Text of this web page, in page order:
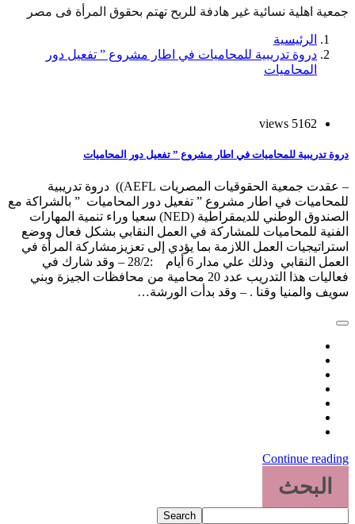
جمعية اهلية نسائية غير هادفة للربح تهتم بحقوق المرأة فى مصر
الرئيسية
دروة تدريبية للمحاميات في اطار مشروع ” تفعيل دور
المحاميات
5162 views
دروة تدريبية للمحاميات في اطار مشروع ” تفعيل دور المحاميات
– عقدت جمعية الحقوقيات المصريات AEFL)) دروة تدريبية
للمحاميات في اطار مشروع ” تفعيل دور المحاميات ” بالشراكة مع
الصندوق الوطني للديمقراطية (NED) سعيا وراء تنمية المهارات
الفنية للمحاميات للمشاركة في العمل النقابي بشكل فعال ووضع
استراتيجيات العمل اللازمة بما يؤدي إلى تعزيزمشاركة المرأة في
العمل النقابي وذلك علي مدار 6 أيام :28/2 – وقد شارك في
فعاليات هذا التدريب عدد 20 محامية من محافظات الجيزة وبني
سويف والمنيا وقنا . – وقد بدأت الورشة…
Continue reading
البحث
Search